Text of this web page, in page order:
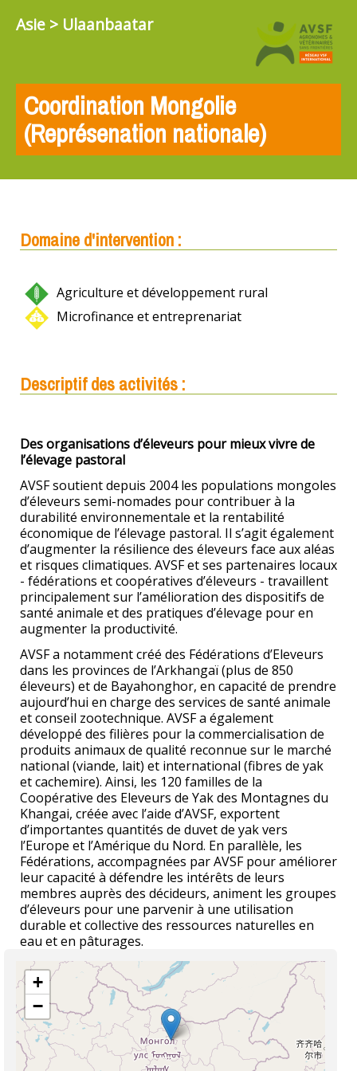
Asie > Ulaanbaatar
Coordination Mongolie
(Représenation nationale)
Domaine d'intervention :
Agriculture et développement rural
Microfinance et entreprenariat
Descriptif des activités :
Des organisations d’éleveurs pour mieux vivre de
l’élevage pastoral
AVSF soutient depuis 2004 les populations mongoles
d’éleveurs semi-nomades pour contribuer à la
durabilité environnementale et la rentabilité
économique de l’élevage pastoral. Il s’agit également
d’augmenter la résilience des éleveurs face aux aléas
et risques climatiques. AVSF et ses partenaires locaux
- fédérations et coopératives d’éleveurs - travaillent
principalement sur l’amélioration des dispositifs de
santé animale et des pratiques d’élevage pour en
augmenter la productivité.
AVSF a notamment créé des Fédérations d’Eleveurs
dans les provinces de l’Arkhangaï (plus de 850
éleveurs) et de Bayahonghor, en capacité de prendre
aujourd’hui en charge des services de santé animale
et conseil zootechnique. AVSF a également
développé des filières pour la commercialisation de
produits animaux de qualité reconnue sur le marché
national (viande, lait) et international (fibres de yak
et cachemire). Ainsi, les 120 familles de la
Coopérative des Eleveurs de Yak des Montagnes du
Khangai, créée avec l’aide d’AVSF, exportent
d’importantes quantités de duvet de yak vers
l’Europe et l’Amérique du Nord. En parallèle, les
Fédérations, accompagnées par AVSF pour améliorer
leur capacité à défendre les intérêts de leurs
membres auprès des décideurs, animent les groupes
d’éleveurs pour une parvenir à une utilisation
durable et collective des ressources naturelles en
eau et en pâturages.
+
−